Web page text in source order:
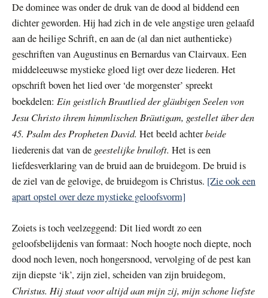
De dominee was onder de druk van de dood al biddend een
dichter geworden. Hij had zich in de vele angstige uren gelaafd
aan de heilige Schrift, en aan de (al dan niet authentieke)
geschriften van Augustinus en Bernardus van Clairvaux. Een
middeleeuwse mystieke gloed ligt over deze liederen. Het
opschrift boven het lied over ‘de morgenster’ spreekt
boekdelen: Ein geistlich Brautlied der gläubigen Seelen von
Jesu Christo ihrem himmlischen Bräutigam, gestellet über den
45. Psalm des Propheten David. Het beeld achterbeide
liederenis dat van de geestelijke bruiloft. Het is een
liefdesverklaring van de bruid aan de bruidegom. De bruid is
de ziel van de gelovige, de bruidegom is Christus. [Zie ook een
apart opstel over deze mystieke geloofsvorm]
Zoiets is toch veelzeggend: Dit lied wordt zo een
geloofsbelijdenis van formaat: Noch hoogte noch diepte, noch
dood noch leven, noch hongersnood, vervolging of de pest kan
zijn diepste ‘ik’, zijn ziel, scheiden van zijn bruidegom,
Christus. Hij staat voor altijd aan mijn zij, mijn schone liefste